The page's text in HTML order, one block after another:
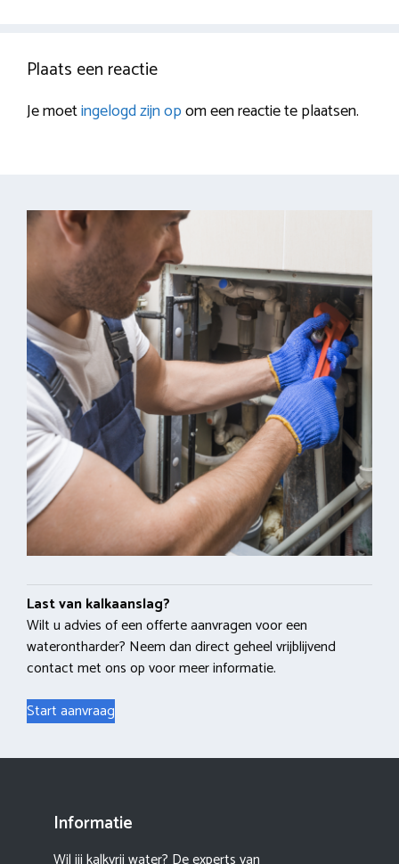
Plaats een reactie
Je moetingelogd zijn opom een reactie te plaatsen.
Last van kalkaanslag?
Wilt u advies of een offerte aanvragen voor een
waterontharder? Neem dan direct geheel vrijblijvend
contact met ons op voor meer informatie.
Start aanvraag
Informatie